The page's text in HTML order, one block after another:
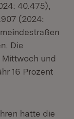
40.475),
(2024:
Die
und
16 Prozent
hatte die